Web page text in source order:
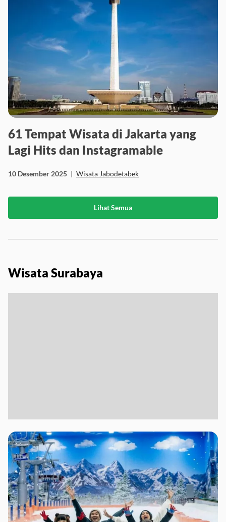
61 Tempat Wisata di Jakarta yang
Lagi Hits dan Instagramable
10 Desember 2025 | Wisata Jabodetabek
Lihat Semua
Wisata Surabaya